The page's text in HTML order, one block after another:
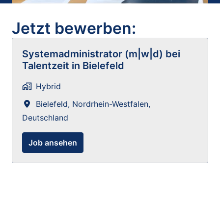
Jetzt bewerben:
Systemadministrator (m|w|d) bei
Talentzeit in Bielefeld
Hybrid
Bielefeld, Nordrhein-Westfalen,
Deutschland
Job ansehen